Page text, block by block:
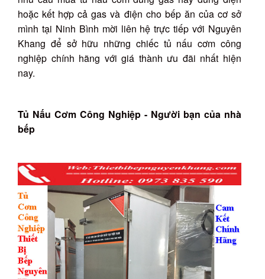
hoặc kết hợp cả gas và điện cho bếp ăn của cơ sở
mình tại Ninh Bình mời liên hệ trực tiếp với Nguyên
Khang để sở hữu những chiếc tủ nấu cơm công
nghiệp chính hãng với giá thành ưu đãi nhất hiện
nay.
Tủ Nấu Cơm Công Nghiệp - Người bạn của nhà
bếp